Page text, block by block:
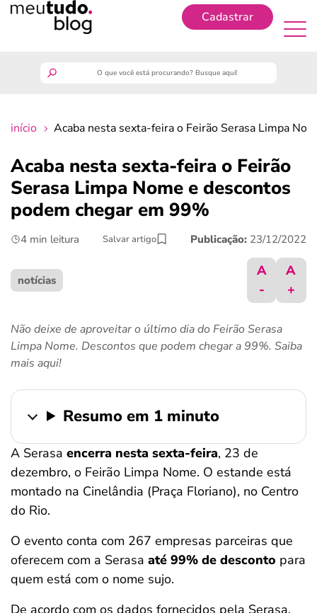
Cadastrar
finanças
benefícios
últimas notícias
ferramentas
início Acaba nesta sexta-feira o Feirão Serasa Limpa
Acaba nesta sexta-feira o Feirão
Serasa Limpa Nome e descontos
podem chegar em 99%
4 min leitura Salvar artigo Publicação: 23/12/2022
notícias
A
-
A
+
Não deixe de aproveitar o último dia do Feirão Serasa
Limpa Nome. Descontos que podem chegar a 99%. Saiba
mais aqui!
Resumo em 1 minuto
A Serasa encerra nesta sexta-feira, 23 de
dezembro, o Feirão Limpa Nome. O estande está
montado na Cinelândia (Praça Floriano), no Centro
do Rio.
O evento conta com 267 empresas parceiras que
oferecem com a Serasa até 99% de desconto para
quem está com o nome sujo.
De acordo com os dados fornecidos pela Serasa,